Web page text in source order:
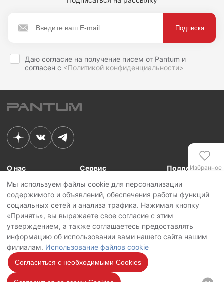
Даю согласие на получение писем от Pantum и
согласен с <Политикой конфиденциальности>
Мы используем файлы cookie для персонализации
содержимого и объявлений, обеспечения работы функций
социальных сетей и анализа трафика. Нажимая кнопку
«Принять», вы выражаете свое согласие с этим
утверждением, а также соглашаетесь предоставлять
информацию об использовании вами нашего сайта нашим
филиалам. Использование файлов cookie
Согласиться с необходимыми Cookies
Избранное
Сравнение
О нас
Связь с Pantum
Новости
Контакты
Сервис
Сервисные центры
Сервисная политика
Поддержка
Для сотрудников
Для партнеров
Личный кабинет
Copyright © 2026 Pantum International Limited. Все права защищены
Политика конфиденциальности
Политика обработки персональных данных
Использование файлов cookie